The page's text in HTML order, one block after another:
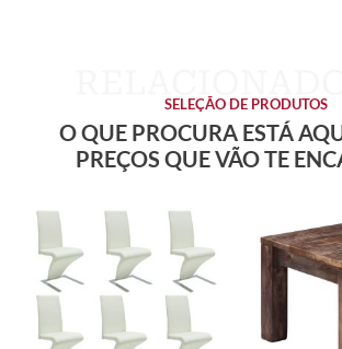
SELEÇÃO DE PRODUTOS
O QUE PROCURA ESTÁ
PREÇOS QUE VÃO TE